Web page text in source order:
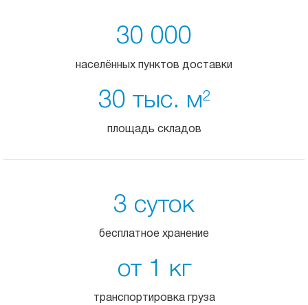
30 000
населённых пунктов доставки
30 тыс. м2
площадь складов
3 суток
бесплатное хранение
от 1 кг
транспортировка груза